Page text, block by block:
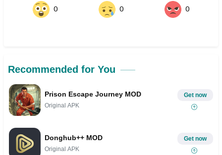
0 0 0
Recommended for You
Prison Escape Journey MOD
Original APK
Get now
Donghub++ MOD
Original APK
Get now